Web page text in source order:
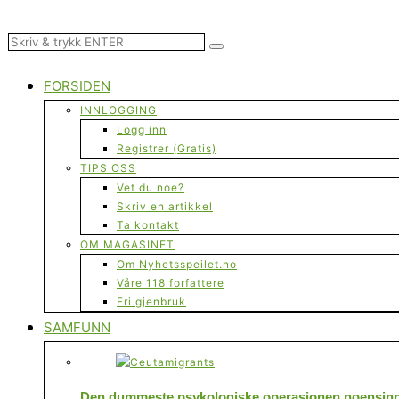
FORSIDEN
INNLOGGING
Logg inn
Registrer (Gratis)
TIPS OSS
Vet du noe?
Skriv en artikkel
Ta kontakt
OM MAGASINET
Om Nyhetsspeilet.no
Våre 118 forfattere
Fri gjenbruk
SAMFUNN